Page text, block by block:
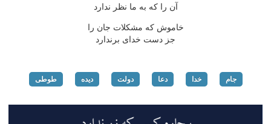
آن را كه به ما نظر ندارد
خاموش كه مشكلات جان را
جز دست خدای برندارد
جام خدا دعا دولت دیده طوطی